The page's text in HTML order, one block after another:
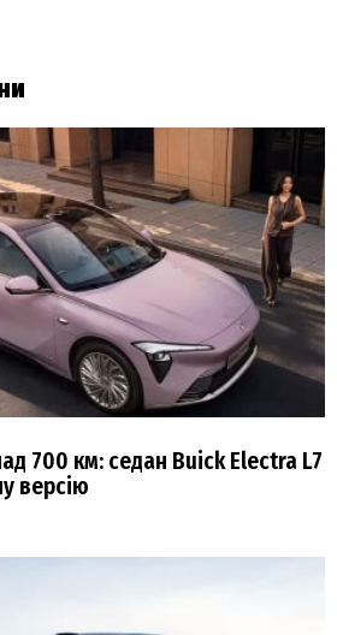
700 км: седан Buick Electra L7
версію